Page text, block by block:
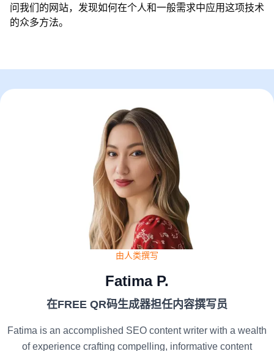
问我们的网站，发现如何在个人和一般需求中应用这项技术
的众多方法。
由人类撰写
Fatima P.
在FREE QR码生成器担任内容撰写员
Fatima is an accomplished SEO content writer with a wealth
of experience crafting compelling, informative content